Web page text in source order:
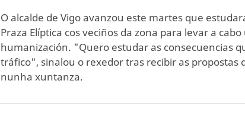
O alcalde de Vigo avanzou este martes que
Praza Elíptica cos veciños da zona para levar a
humanización. "Quero estudar as consecuencias
tráfico", sinalou o rexedor tras recibir as propostas
nunha xuntanza.